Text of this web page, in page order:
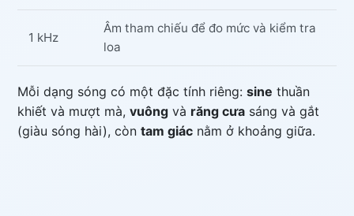
1 kHz
Âm tham chiếu để đo mức và kiểm tra
loa
Mỗi dạng sóng có một đặc tính riêng: sine thuần
khiết và mượt mà, vuông và răng cưa sáng và gắt
(giàu sóng hài), còn tam giác nằm ở khoảng giữa.